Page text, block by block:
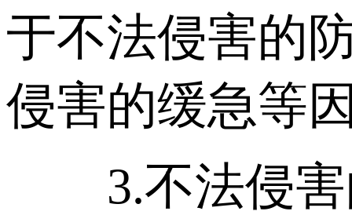
于不法侵害的
侵害的缓急等
3.不法侵害